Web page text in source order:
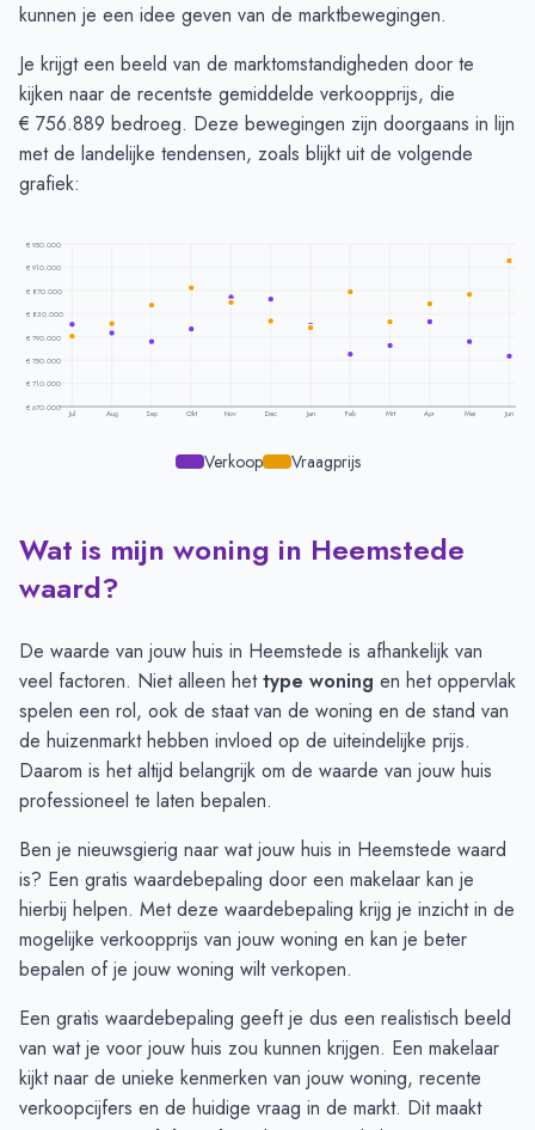
kunnen je een idee geven van de marktbewegingen.
Je krijgt een beeld van de marktomstandigheden door te
kijken naar de recentste gemiddelde verkoopprijs, die
€ 756.889 bedroeg. Deze bewegingen zijn doorgaans in lijn
met de landelijke tendensen, zoals blijkt uit de volgende
grafiek:
€ 950.000
€ 910.000
€ 870.000
€ 830.000
€ 790.000
€ 750.000
€ 710.000
€ 670.000
Jul Aug Sep Okt Nov Dec Jan Feb Mrt Apr Mei Jun
Verkoop Vraagprijs
Prijsontwikkeling per maand -Heemstede
Maand
Vraagprijs
Verkoopprijs
Juli
€ 812.731
September € 844.296
€ 781.967
Oktober
€ 874.192
€ 803.277
November
€ 849.343
€ 858.181
December
€ 817.061
€ 855.224
Januari
€ 806.180 € 810.174
Maart
€ 816.731
€ 775.422
April
€ 846.810
€ 816.691
Mei
€ 862.825
€ 782.373
Juni
€ 921.994 € 756.889
Wat is mijn woning in Heemstede
waard?
De waarde van jouw huis in Heemstede is afhankelijk van
veel factoren. Niet alleen hettype woning en het oppervlak
spelen een rol, ook de staat van de woning en de stand van
de huizenmarkt hebben invloed op de uiteindelijke prijs.
Daarom is het altijd belangrijk om de waarde van jouw huis
professioneel te laten bepalen.
Ben je nieuwsgierig naar wat jouw huis in Heemstede waard
is? Een gratis waardebepaling door een makelaar kan je
hierbij helpen. Met deze waardebepaling krijg je inzicht in de
mogelijke verkoopprijs van jouw woning en kan je beter
bepalen of je jouw woning wilt verkopen.
Een gratis waardebepaling geeft je dus een realistisch beeld
van wat je voor jouw huis zou kunnen krijgen. Een makelaar
kijkt naar de unieke kenmerken van jouw woning, recente
verkoopcijfers en de huidige vraag in de markt. Dit maakt